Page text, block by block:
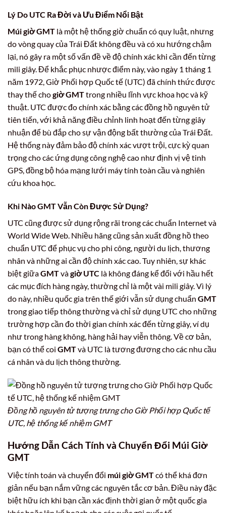
Lý Do UTC Ra Đời và Ưu Điểm Nổi Bật
Múi giờ GMT là một hệ thống giờ chuẩn có quy luật, nhưng
do vòng quay của Trái Đất không đều và có xu hướng chậm
lại, nó gây ra một số vấn đề về độ chính xác khi cần đến từng
mili giây. Để khắc phục nhược điểm này, vào ngày 1 tháng 1
năm 1972, Giờ Phối hợp Quốc tế (UTC) đã chính thức được
thay thế chogiờ GMTtrong nhiều lĩnh vực khoa học và kỹ
thuật. UTC được đo chính xác bằng các đồng hồ nguyên tử
tiên tiến, với khả năng điều chỉnh linh hoạt đến từng giây
nhuận để bù đắp cho sự vận động bất thường của Trái Đất.
Hệ thống này đảm bảo độ chính xác vượt trội, cực kỳ quan
trọng cho các ứng dụng công nghệ cao như định vị vệ tinh
GPS, đồng bộ hóa mạng lưới máy tính toàn cầu và nghiên
cứu khoa học.
Khi NàoGMTVẫn Còn Được Sử Dụng?
UTC cũng được sử dụng rộng rãi trong các chuẩn Internet và
World Wide Web. Nhiều hãng cũng sản xuất đồng hồ theo
chuẩn UTC để phục vụ cho phi công, người du lịch, thương
nhân và những ai cần độ chính xác cao. Tuy nhiên, sự khác
biệt giữaGMTvàgiờ UTC là không đáng kể đối với hầu hết
các mục đích hàng ngày, thường chỉ là một vài mili giây. Vì lý
do này, nhiều quốc gia trên thế giới vẫn sử dụng chuẩn GMT
trong giao tiếp thông thường và chỉ sử dụng UTC cho những
trường hợp cần đo thời gian chính xác đến từng giây, ví dụ
như trong hàng không, hàng hải hay viễn thông. Về cơ bản,
bạn có thể coi GMTvà UTC là tương đương cho các nhu cầu
cá nhân và du lịch thông thường.
Đồng hồ nguyên tử tượng trưng cho Giờ Phối hợp Quốc tế
UTC, hệ thống kế nhiệm GMT
Hướng Dẫn Cách Tính và Chuyển Đổi Múi Giờ
GMT
Việc tính toán và chuyển đổi múi giờ GMTcó thể khá đơn
giản nếu bạn nắm vững các nguyên tắc cơ bản. Điều này đặc
biệt hữu ích khi bạn cần xác định thời gian ở một quốc gia